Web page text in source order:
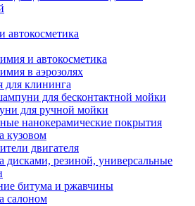
автокосметика
и автокосметика
в аэрозолях
для клининга
для бесконтактной мойки
для ручной мойки
нанокерамические покрытия
кузовом
двигателя
дисками, резиной, универсальные
битума и ржавчины
салоном